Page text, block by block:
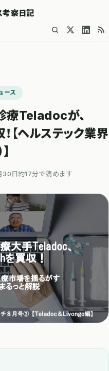
考察日記
ース
療Teladocが、
【ヘルステック業界
30日 約17分で読めます